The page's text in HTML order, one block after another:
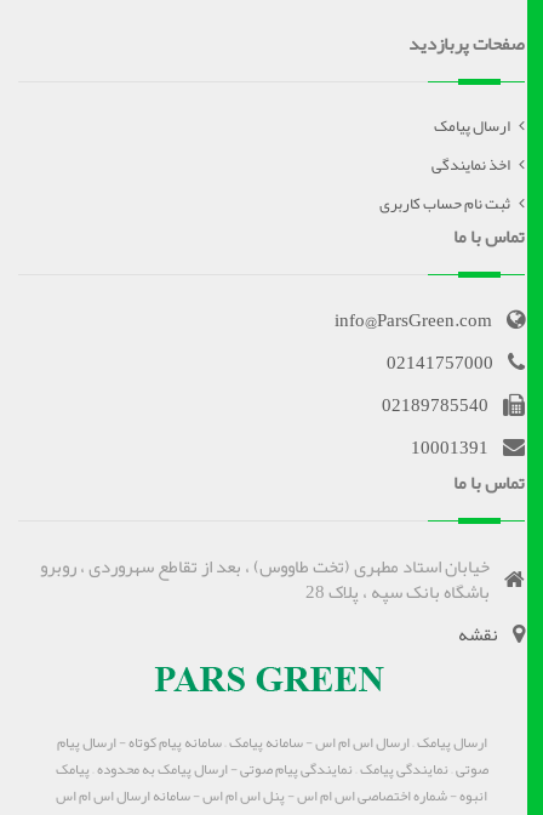
صفحات پربازدید
ارسال پیامک
اخذ نمایندگی
ثبت نام حساب کاربری
تماس با ما
info@ParsGreen.com
02141757000
02189785540
10001391
تماس با ما
خیابان استاد مطهری (تخت طاووس) ، بعد از تقاطع سهروردی ، روبرو
باشگاه بانک سپه ، پلاک 28
نقشه
ارسال پیامک – ارسال اس ام اس - سامانه پیامک – سامانه پیام کوتاه - ارسال پیام
صوتی – نمایندگی پیامک – نمایندگی پیام صوتی - ارسال پیامک به محدوده – پیامک
انبوه - شماره اختصاصی اس ام اس - پنل اس ام اس - سامانه ارسال اس ام اس